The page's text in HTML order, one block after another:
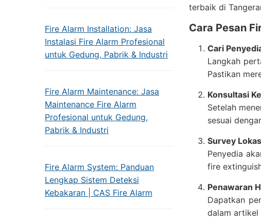
Fire Alarm Installation: Jasa
Instalasi Fire Alarm Profesional
untuk Gedung, Pabrik & Industri
Fire Alarm Maintenance: Jasa
Maintenance Fire Alarm
Profesional untuk Gedung,
Pabrik & Industri
Fire Alarm System: Panduan
Lengkap Sistem Deteksi
Kebakaran | CAS Fire Alarm
terbaik di
Cara Pesan
Cari
Langkah
Pastikan
Konsultasi
Setelah
sesuai
Survey
Penyedia
fire
Penawaran
Dapatkan
dalam artikel